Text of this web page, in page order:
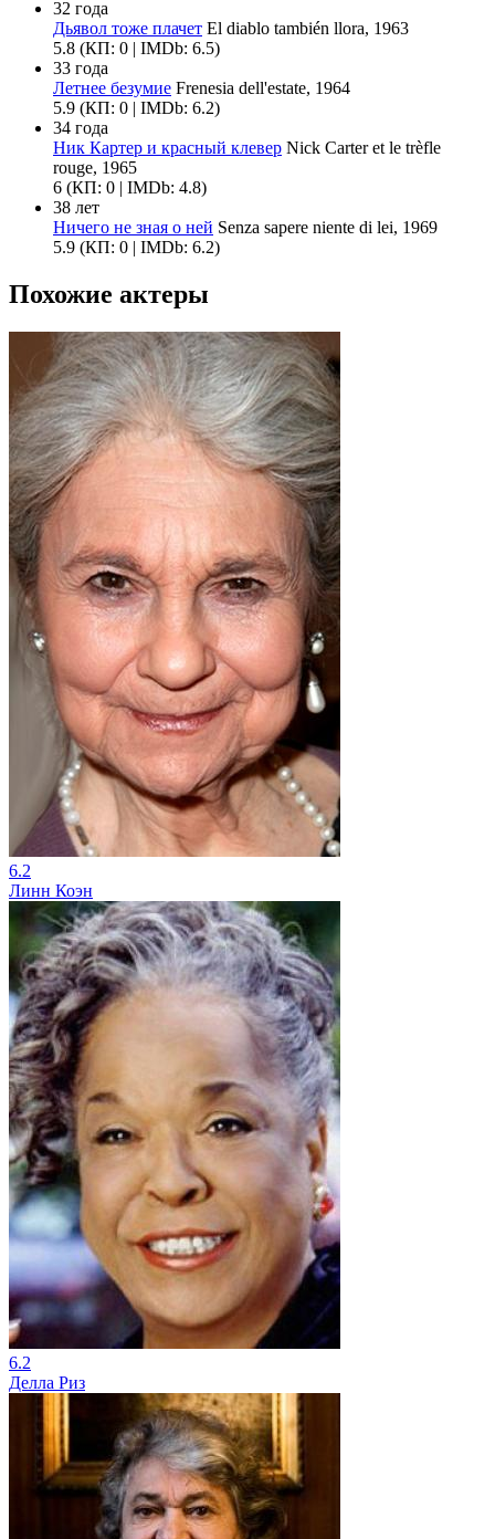
32 года
Дьявол тоже плачет El diablo también llora, 1963
5.8 (КП: 0 | IMDb: 6.5)
33 года
Летнее безумие Frenesia dell'estate, 1964
5.9 (КП: 0 | IMDb: 6.2)
34 года
Ник Картер и красный клевер Nick Carter et le trèfle
rouge, 1965
6 (КП: 0 | IMDb: 4.8)
38 лет
Ничего не зная о ней Senza sapere niente di lei, 1969
5.9 (КП: 0 | IMDb: 6.2)
Похожие актеры
6.2
Линн Коэн
6.2
Делла Риз